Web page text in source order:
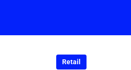
Retail